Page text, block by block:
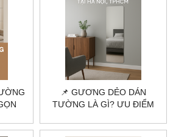
📌 GƯƠNG DẺO DÁN
TƯỜNG LÀ GÌ? ƯU ĐIỂM
CITYBUILDING